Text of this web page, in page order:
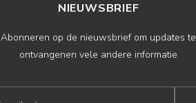
NIEUWSBRIEF
Abonneren op de nieuwsbrief om updates te
ontvangenen vele andere informatie